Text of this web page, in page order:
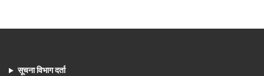
सूचना विभाग दर्ता